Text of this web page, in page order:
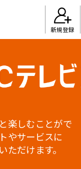
新規登録
楽しむことがで
やサービスに
ただけます。